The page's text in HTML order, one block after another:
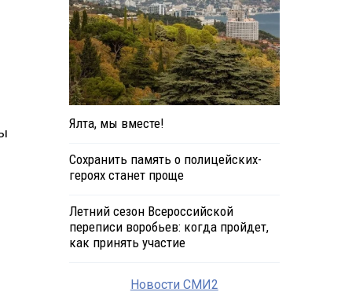
Ялта, мы вместе!
Сохранить память о полицейских-
героях станет проще
Летний сезон Всероссийской
переписи воробьев: когда пройдет,
как принять участие
Новости СМИ2